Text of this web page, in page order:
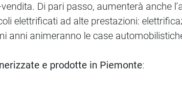
Di pari passo, aumenterà anche
elettrificati ad alte prestazioni:
anni animeranno le case
e prodotte in Piemonte: